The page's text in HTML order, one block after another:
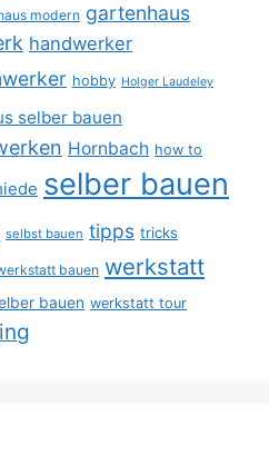
modern gartenhaus
handwerker
hobby Holger Laudeley
selber bauen
Hornbach how to
selber bauen
selbst bauen tipps tricks
bauen werkstatt
bauen werkstatt tour